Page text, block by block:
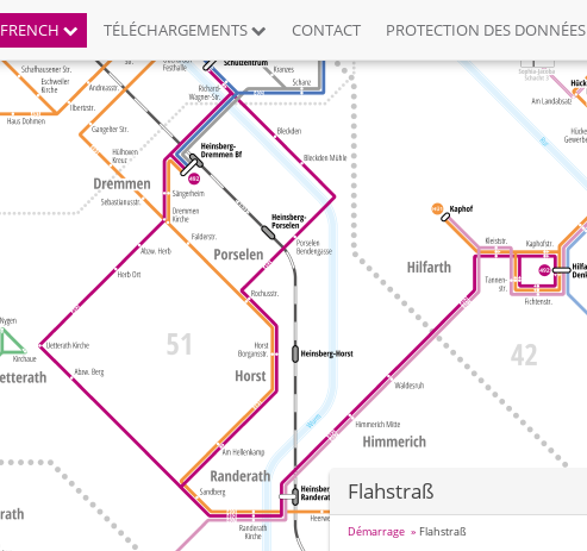
FRENCH TÉLÉCHARGEMENTS CONTACT PROTECTION DES DONNÉES
Flahstraß
Démarrage Flahstraß